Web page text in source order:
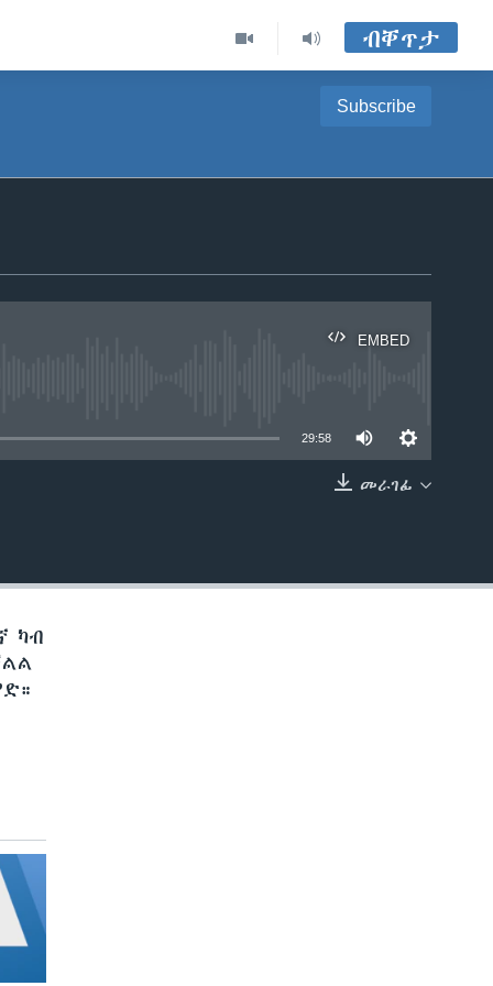
ብቐጥታ
Subscribe
EMBED
29:58
መራገፊ
ካብ